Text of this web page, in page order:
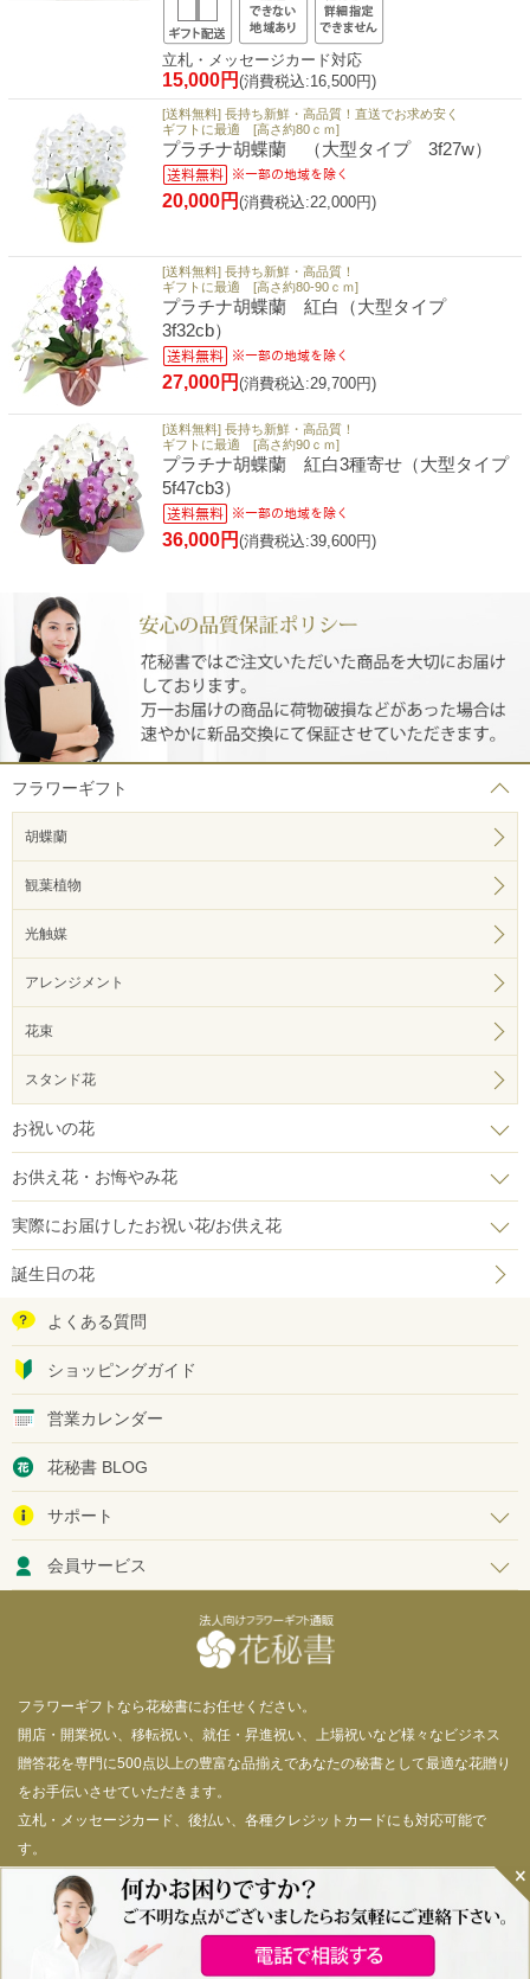
立札・メッセージカード対応
15,000円 (消費税込:16,500円)
[送料無料] 長持ち新鮮・高品質！直送でお求め安く
ギフトに最適 [高さ約80ｃｍ]
プラチナ胡蝶蘭 （大型タイプ 3f27w）
20,000円 (消費税込:22,000円)
[送料無料] 長持ち新鮮・高品質！
ギフトに最適 [高さ約80-90ｃｍ]
プラチナ胡蝶蘭 紅白（大型タイプ
3f32cb）
27,000円 (消費税込:29,700円)
[送料無料] 長持ち新鮮・高品質！
ギフトに最適 [高さ約90ｃｍ]
プラチナ胡蝶蘭 紅白3種寄せ（大型タイプ
5f47cb3）
36,000円 (消費税込:39,600円)
フラワーギフト
胡蝶蘭
観葉植物
光触媒
アレンジメント
花束
スタンド花
お祝いの花
お供え花・お悔やみ花
実際にお届けしたお祝い花/お供え花
誕生日の花
よくある質問
ショッピングガイド
営業カレンダー
花秘書 BLOG
サポート
会員サービス
フラワーギフトなら花秘書にお任せください。
開店・開業祝い、移転祝い、就任・昇進祝い、上場祝いなど様々なビジネス
贈答花を専門に500点以上の豊富な品揃えであなたの秘書として最適な花贈り
をお手伝いさせていただきます。
立札・メッセージカード、後払い、各種クレジットカードにも対応可能で
す。
© 花秘書